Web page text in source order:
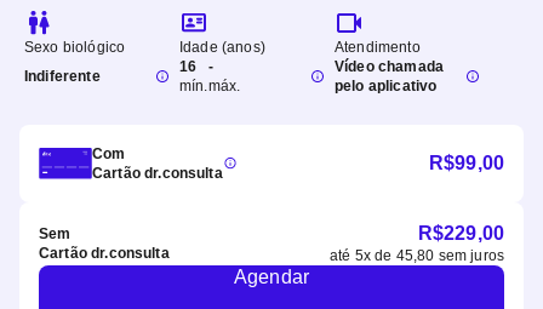
Sexo biológico
Indiferente
Idade (anos)
16
mín.
-
máx.
Atendimento
Vídeo chamada
pelo aplicativo
Com
Cartão dr.consulta
R$99,00
Sem
Cartão dr.consulta
R$229,00
até 5x de 45,80 sem juros
Agendar